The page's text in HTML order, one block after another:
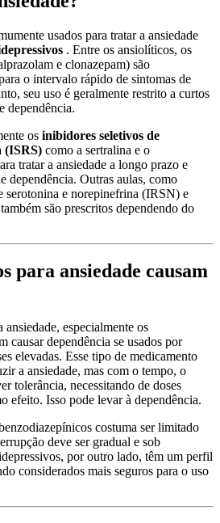
usados ​​para tratar a ansiedade
. Entre os ansiolíticos, os
e clonazepam) são
o intervalo rápido de sintomas de
seu uso é geralmente restrito a curtos
dependência.
os inibidores seletivos de
(ISRS) como a sertralina e o
tratar a ansiedade a longo prazo e
dependência. Outras aulas, como
serotonina e norepinefrina (IRSN) e
são prescritos dependendo do
para ansiedade causam
especialmente os
causar dependência se usados ​​por
elevadas. Esse tipo de medicamento
a ansiedade, mas com o tempo, o
tolerância, necessitando de doses
efeito. Isso pode levar à dependência.
costuma ser limitado
deve ser gradual e sob
por outro lado, têm um perfil
considerados mais seguros para o uso